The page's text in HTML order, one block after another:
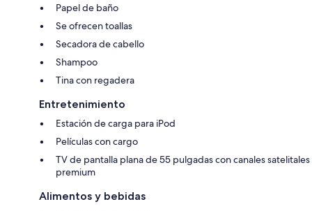
Papel de baño
Se ofrecen toallas
Secadora de cabello
Shampoo
Tina con regadera
Entretenimiento
Estación de carga para iPod
Películas con cargo
TV de pantalla plana de 55 pulgadas con canales satelitales
premium
Alimentos y bebidas